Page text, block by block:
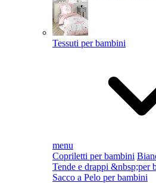
Tessuti per bambini
menu
Copriletti per bambini
Tende e drappi &nbsp;per
Sacco a Pelo per bambini